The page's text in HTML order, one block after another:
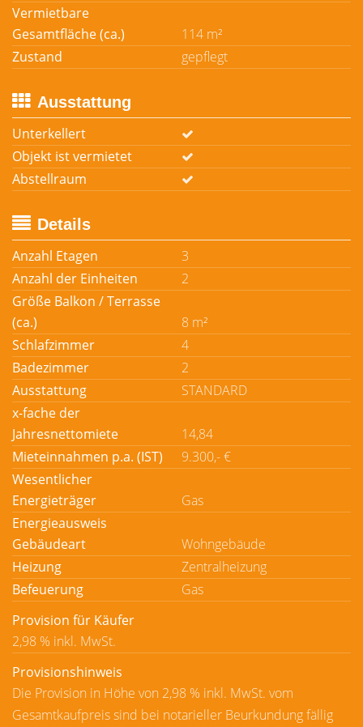
Vermietbare
Gesamtfläche (ca.)
114 m²
Zustand
gepflegt
Ausstattung
Unterkellert
Objekt ist vermietet
Abstellraum
Details
Anzahl Etagen
3
Anzahl der Einheiten
2
Größe Balkon / Terrasse
(ca.)
8 m²
Schlafzimmer
4
Badezimmer
2
Ausstattung
STANDARD
x-fache der
Jahresnettomiete
14,84
Mieteinnahmen p.a. (IST)
9.300,- €
Wesentlicher
Energieträger
Gas
Energieausweis
Gebäudeart
Wohngebäude
Heizung
Zentralheizung
Befeuerung
Gas
Provision für Käufer
2,98 % inkl. MwSt.
Provisionshinweis
Die Provision in Höhe von 2,98 % inkl. MwSt. vom
Gesamtkaufpreis sind bei notarieller Beurkundung fällig